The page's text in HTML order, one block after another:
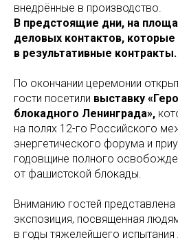
внедрённые в производство.
В предстоящие дни, на
деловых контактов,
в результативные контракты.
По окончании церемонии
гости посетили выставку
блокадного Ленинграда»,
на полях 12-го Российского
энергетического форума и
годовщине полного
от фашистской блокады.
Вниманию гостей
экспозиция, посвященная
в годы тяжелейшего испытания